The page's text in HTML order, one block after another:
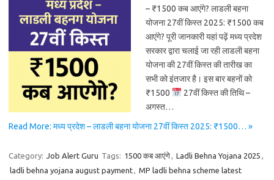
– ₹1500 कब आएंगे? लाडली बहना
योजना 27वीं किस्त 2025: ₹1500 कब
आएंगे? पूरी जानकारी यहां पढ़ें मध्य प्रदेश
सरकार द्वारा चलाई जा रही लाडली बहना
योजना की 27वीं किस्त की तारीख का
सभी को इंतजार है। इस बार बहनों को
₹1500
27वीं किस्त की तिथि –
अगस्त…
Read More: मध्य प्रदेश – लाडली बहना योजना 27वीं किस्त 2025: ₹1500… »
Category: Job Alert Guru Tags: 1500 कब आएंगे, Ladli Behna Yojana 2025 ,
ladli behna yojana august payment, MP ladli behna scheme latest